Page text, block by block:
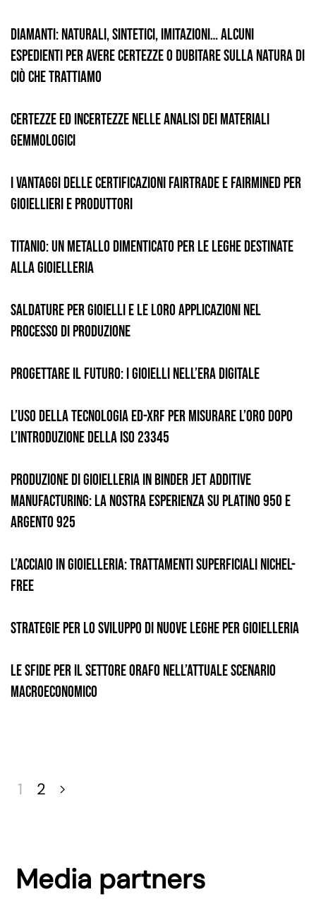
Diamanti: naturali, sintetici, imitazioni… Alcuni
espedienti per avere certezze o dubitare sulla natura di
ciò che trattiamo
Certezze ed incertezze nelle analisi dei materiali
gemmologici
I vantaggi delle certificazioni Fairtrade e Fairmined per
gioiellieri e produttori
Titanio: un metallo dimenticato per le leghe destinate
alla gioielleria
Saldature per Gioielli e le loro Applicazioni nel
Processo di Produzione
Progettare il Futuro: i gioielli nell’era digitale
L’uso della tecnologia ED-XRF per misurare l’oro dopo
l’introduzione della ISO 23345
Produzione di gioielleria in Binder Jet Additive
Manufacturing: la nostra esperienza su Platino 950 e
Argento 925
L’acciaio in gioielleria: trattamenti superficiali nichel-
free
Strategie per lo sviluppo di nuove leghe per gioielleria
Le sfide per il settore orafo nell’attuale scenario
macroeconomico
1 2
Media partners